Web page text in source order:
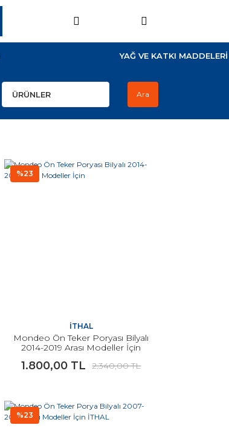
YAĞ VE KATKI MADDELERİ
Ara
%23
İTHAL
Mondeo Ön Teker Poryası Bilyalı
2014-2019 Arası Modeller İçin
1.800,00 TL 2.340,00 TL
%23